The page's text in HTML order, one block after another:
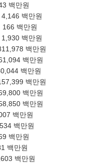
만원
백만원
백만원
백만원
백만원
백만원
백만원
백만원
백만원
백만원
백만원
백만원
만원
만원
백만원